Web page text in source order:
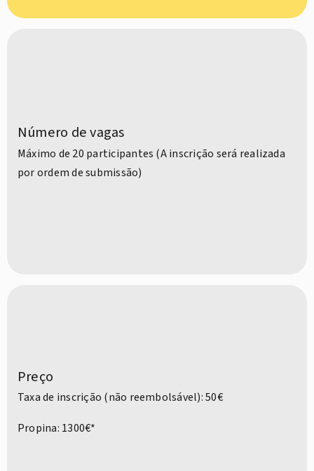
Número de vagas
Máximo de 20 participantes (A inscrição será realizada
por ordem de submissão)
Preço
Taxa de inscrição (não reembolsável): 50€
Propina: 1300€*